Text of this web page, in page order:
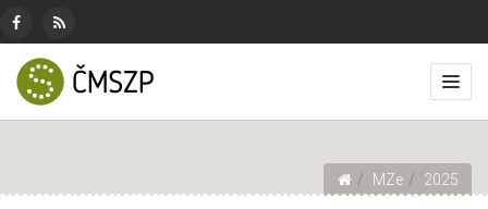
ČMSZP
Českomoravský
svaz
zemědělských
Menu
pro
sociální
sítě
Facebook
RSS
zdroj
Základní
menu
MZe 2025